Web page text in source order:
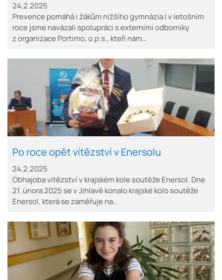
24.2.2025
Prevence pomáhá i žákům nižšího gymnázia I v letošním
roce jsme navázali spolupráci s externími odborníky
z organizace Portimo, o.p.s., kteří nám…
24.2.2025
Po roce opět vítězství v Enersolu
Obhajoba vítězství v krajském kole soutěže Enersol. Dne
21. února 2025 se v Jihlavě konalo krajské kolo soutěže
Enersol, která se zaměřuje na…